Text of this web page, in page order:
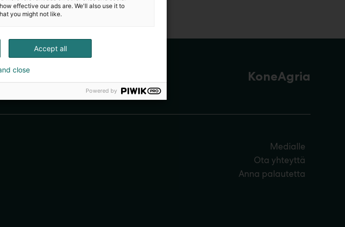
KoneAgria
Medialle
Ota yhteyttä
Anna palautetta
effective our ads are. We'll also use it to
you might not like.
Accept all
close
Powered by